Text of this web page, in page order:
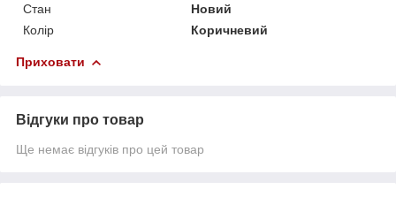
Стан
Новий
Колір
Коричневий
Приховати
Відгуки про товар
Ще немає відгуків про цей товар